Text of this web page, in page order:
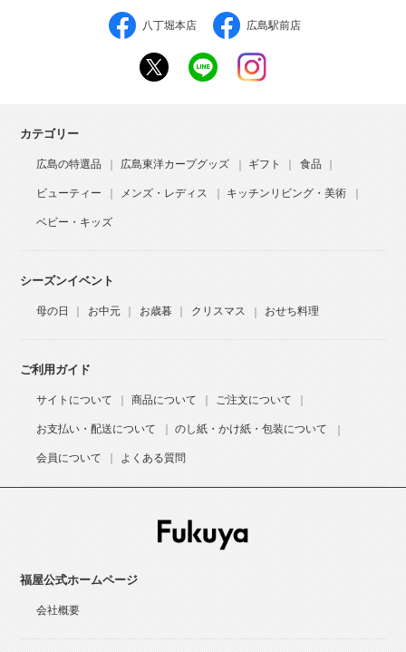
八丁堀本店 広島駅前店
カテゴリー
広島の特選品 広島東洋カープグッズ ギフト 食品
ビューティー メンズ・レディス キッチンリビング・美術
ベビー・キッズ
シーズンイベント
母の日 お中元 お歳暮 クリスマス おせち料理
ご利用ガイド
サイトについて 商品について ご注文について
お支払い・配送について のし紙・かけ紙・包装について
会員について よくある質問
福屋公式ホームページ
会社概要